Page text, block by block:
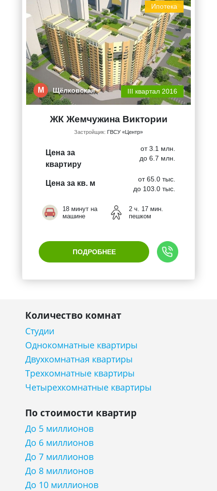
Ипотека
М Щёлковская III квартал 2016
ЖК Жемчужина Виктории
Застройщик: ГВСУ «Центр»
Цена за
квартиру
от 3.1 млн.
до 6.7 млн.
Цена за кв. м
от 65.0 тыс.
до 103.0 тыс.
18 минут на
машине
2 ч. 17 мин.
пешком
ПОДРОБНЕЕ
Количество комнат
Студии
Однокомнатные квартиры
Двухкомнатная квартиры
Трехкомнатные квартиры
Четырехкомнатные квартиры
По стоимости квартир
До 5 миллионов
До 6 миллионов
До 7 миллионов
До 8 миллионов
До 10 миллионов